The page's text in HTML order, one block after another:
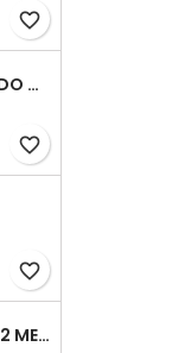
favorite_border
POKEMON MUNDO MEGAMISTERIOSO 3DS
favorite_border
favorite_border
YO-KAI WATCH 2 MENTESPECTROS PSYCHIC SPECTERS 3DS